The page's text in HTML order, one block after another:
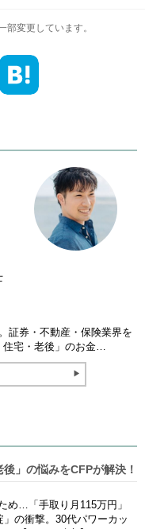
変更しています。
証券・不動産・保険業界を
宅・老後」のお金…
」の悩みをCFPが解決！
め…「手取り月115万円」
の衝撃。30代パワーカッ